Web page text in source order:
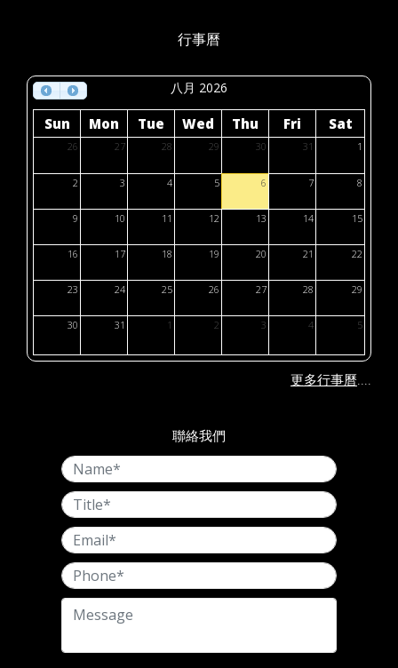
行事曆
八月 2026
Sun Mon Tue Wed Thu Fri Sat
26 27 28 29 30 31 1
2 3 4 5 6 7 8
9 10 11 12 13 14 15
16 17 18 19 20 21 22
23 24 25 26 27 28 29
30 31 1 2 3 4 5
更多行事曆
聯絡我們